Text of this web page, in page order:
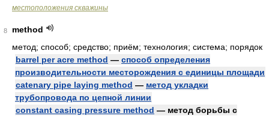
местоположения скважины
8
method
метод; способ; средство; приём; технология; система; порядок
barrel per acre method — способ определения
производительности месторождения с единицы площади
catenary pipe laying method — метод укладки
трубопровода по цепной линии
constant casing pressure method — метод борьбы с